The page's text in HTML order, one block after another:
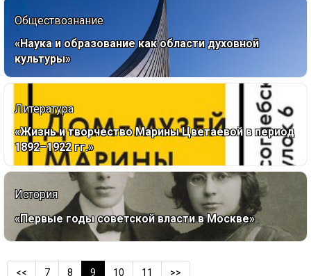
Обществознание
«Наука и образование как области духовной
культуры»
Литература
«Жизнь и творчество Марины Цветаевой в период
1892–1922 гг.»
История
«Первые годы советской власти в Москве»
<< 7 8 9 10 11 >>